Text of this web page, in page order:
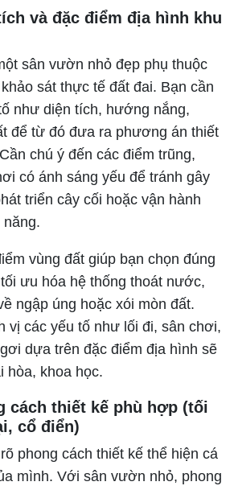
và đặc điểm địa hình khu
sân vườn nhỏ đẹp phụ thuộc
sát thực tế đất đai. Bạn cần
như diện tích, hướng nắng,
để từ đó đưa ra phương án thiết
chú ý đến các điểm trũng,
có ánh sáng yếu để tránh gây
triển cây cối hoặc vận hành
vùng đất giúp bạn chọn đúng
ưu hóa hệ thống thoát nước,
ngập úng hoặc xói mòn đất.
vị các yếu tố như lối đi, sân chơi,
dựa trên đặc điểm địa hình sẽ
hòa, khoa học.
cách thiết kế phù hợp (tối
cổ điển)
phong cách thiết kế thể hiện cá
mình. Với sân vườn nhỏ, phong